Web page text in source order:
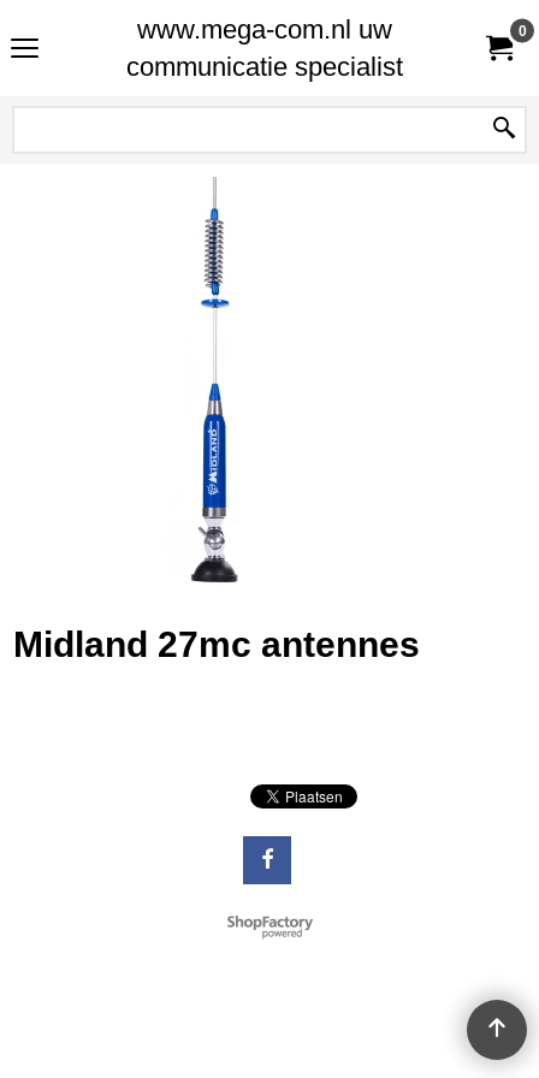
www.mega-com.nl uw
communicatie specialist
0
Midland 27mc antennes
Webwinkel gemaakt met
ShopFactory webwinkel